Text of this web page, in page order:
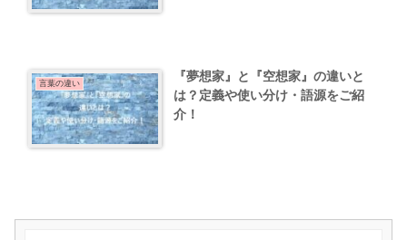
言葉の違い
『夢想家』と『空想家』の違いと
は？定義や使い分け・語源をご紹
介！